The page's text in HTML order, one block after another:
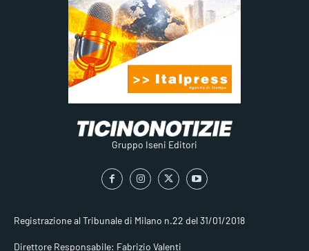
Gruppo Iseni Editori
Registrazione al Tribunale di Milano n.22 del 31/01/2018
Direttore Responsabile: Fabrizio Valenti